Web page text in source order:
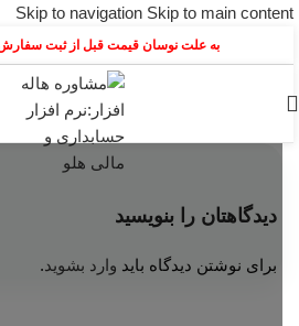
Skip to navigation Skip to main content
به علت نوسان قیمت قبل از ثبت سفارش
دیدگاهتان را بنویسید
برای نوشتن دیدگاه باید وارد بشوید .